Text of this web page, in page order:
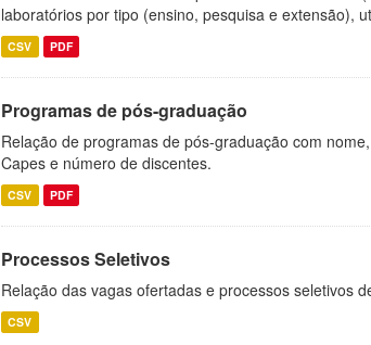
laboratórios por tipo (ensino, pesquisa e extensão),
CSV PDF
Programas de pós-graduação
Relação de programas de pós-graduação com
Capes e número de discentes.
CSV PDF
Processos Seletivos
Relação das vagas ofertadas e processos seletivos
CSV